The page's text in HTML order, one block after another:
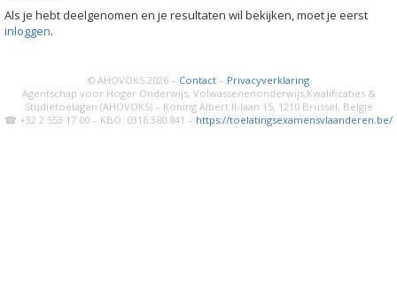
Als je hebt deelgenomen en je resultaten wil bekijken, moet je eerst
inloggen.
© AHOVOKS 2026 – Contact – Privacyverklaring
Agentschap voor Hoger Onderwijs, Volwassenenonderwijs,Kwalificaties &
Studietoelagen (AHOVOKS) – Koning Albert II-laan 15, 1210 Brussel, België
☎ +32 2 553 17 00 – KBO: 0316.380.841 – https://toelatingsexamensvlaanderen.be/